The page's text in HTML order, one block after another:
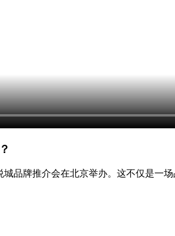
城品牌推介会在北京举办。这不仅是